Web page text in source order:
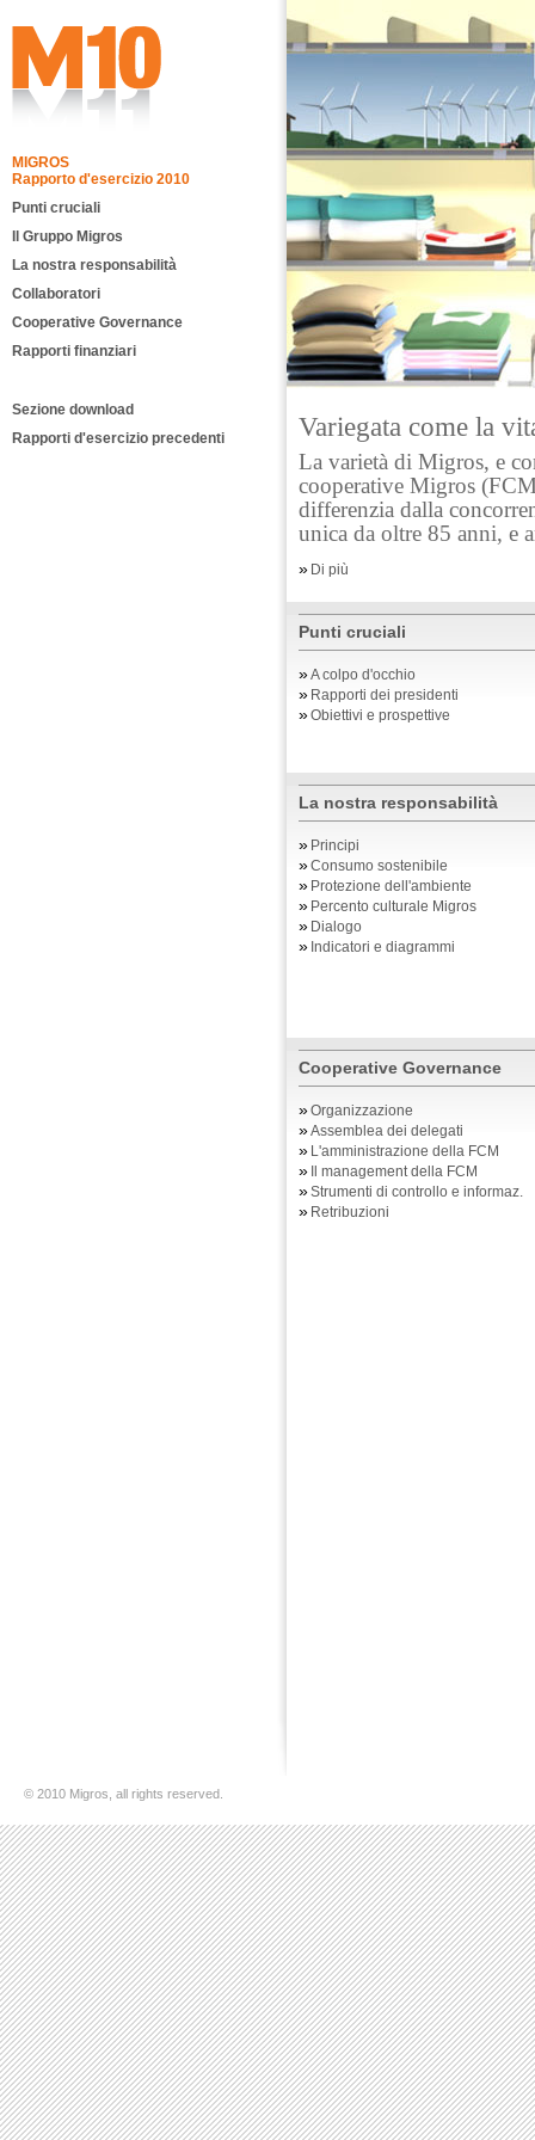
MIGROS
Rapporto d'esercizio 2010
Punti cruciali
Il Gruppo Migros
La nostra responsabilità
Collaboratori
Cooperative Governance
Rapporti finanziari
Sezione download
Rapporti d'esercizio precedenti
Variegata come la
La varietà di Migros, e
cooperative Migros
differenzia dalla
unica da oltre 85 anni, e
» Di più
Punti cruciali
»A colpo d'occhio
» Rapporti dei presidenti
»Obiettivi e prospettive
La nostra responsabilità
» Principi
»Consumo sostenibile
» Protezione dell'ambiente
» Percento culturale Migros
» Dialogo
» Indicatori e diagrammi
Cooperative Governance
»Organizzazione
»Assemblea dei delegati
» L'amministrazione della FCM
» Il management della FCM
»Strumenti di controllo e informaz.
» Retribuzioni
© 2010 Migros, all rights reserved.